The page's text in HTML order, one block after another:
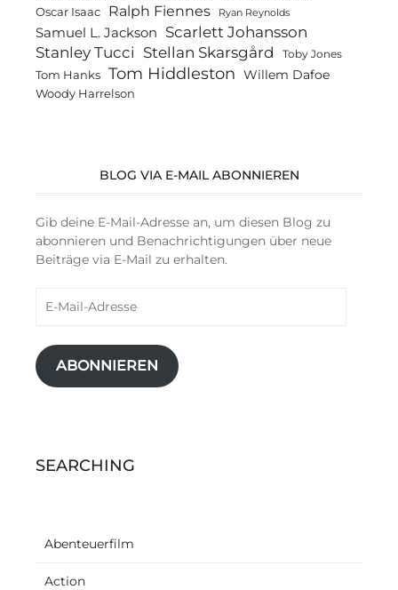
Oscar Isaac Ralph Fiennes Ryan Reynolds
Samuel L. Jackson Scarlett Johansson
Stanley Tucci Stellan Skarsgård Toby Jones
Tom Hanks Tom Hiddleston Willem Dafoe
Woody Harrelson
BLOG VIA E-MAIL ABONNIEREN
Gib deine E-Mail-Adresse an, um diesen Blog zu
abonnieren und Benachrichtigungen über neue
Beiträge via E-Mail zu erhalten.
Mail-
ABONNIEREN
SEARCHING
Abenteuerfilm
Action